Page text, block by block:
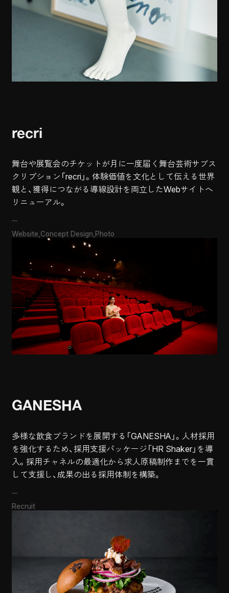
recri
舞台や展覧会のチケットが月に一度届く舞台芸術サブス
クリプション「recri」。体験価値を文化として伝える世界
観と、獲得につながる導線設計を両立したWebサイトへ
リニューアル。
Website Concept Design Photo
GANESHA
多様な飲食ブランドを展開する「GANESHA」。人材採用
を強化するため、採用支援パッケージ「HR Shaker」を導
入。採用チャネルの最適化から求人原稿制作までを一貫
して支援し、成果の出る採用体制を構築。
Recruit